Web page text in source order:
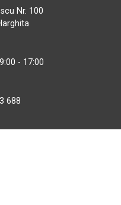
Nr. 100
- 17:00
688